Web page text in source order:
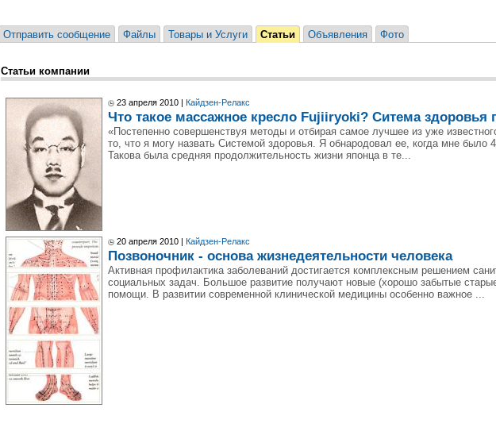
Отправить сообщение Файлы Товары и Услуги Статьи Объявления Фото
Статьи компании
23 апреля 2010 | Кайдзен-Релакс
Что такое массажное кресло Fujiiryoki? Ситема здоровья
«Постепенно совершенствуя методы и отбирая самое лучшее из уже
то, что я могу назвать Системой здоровья. Я обнародовал ее, когда мне было
Такова была средняя продолжительность жизни японца в те...
20 апреля 2010 | Кайдзен-Релакс
Позвоночник - основа жизнедеятельности человека
Активная профилактика заболеваний достигается комплексным решением
социальных задач. Большое развитие получают новые (хорошо забытые
помощи. В развитии современной клинической медицины особенно важное ...